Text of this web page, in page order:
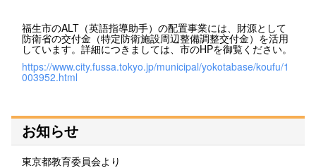
福生市のALT（英語指導助手）の配置事業には、財源として
防衛省の交付金（特定防衛施設周辺整備調整交付金）を活用
しています。詳細につきましては、市のHPを御覧ください。
https://www.city.fussa.tokyo.jp/municipal/yokotabase/koufu/1
003952.html
お知らせ
東京都教育委員会より